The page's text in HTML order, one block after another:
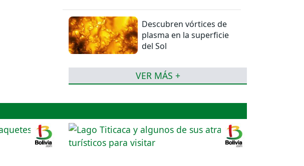
Descubren vórtices de
plasma en la superficie
del Sol
VER MÁS +